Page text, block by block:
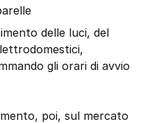
delle luci, del
gli orari di avvio
poi, sul mercato